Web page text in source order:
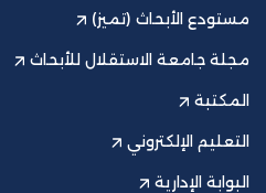
مستودع الأبحاث (تميز)
مجلة جامعة الاستقلال للأبحاث
المكتبة
التعليم الإلكتروني
البوابة الإدارية